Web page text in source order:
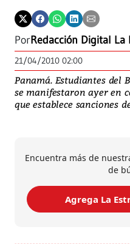
PorRedacción Digital La
21/04/2010 02:00
Panamá. Estudiantes del
se manifestaron ayer en
que establece sanciones
Encuentra más de
de
Agrega La